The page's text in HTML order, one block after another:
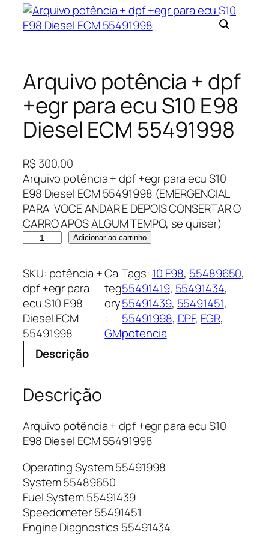
Arquivo potência + dpf
+egr para ecu S10 E98
Diesel ECM 55491998
R$ 300,00
Arquivo potência + dpf +egr para ecu S10
E98 Diesel ECM 55491998 (EMERGENCIAL
PARA VOCE ANDAR E DEPOIS CONSERTAR O
CARRO APOS ALGUM TEMPO, se quiser)
q
u
i
v
o
p
ê
n
c
i
a
+
d
p
f
+
Adicionar ao carrinho
SKU: potência +
dpf +egr para
ecu S10 E98
Diesel ECM
55491998
Ca
teg
ory
:
GM
Tags: 10 E98, 55489650
55491419, 55491434
55491439, 55491451
55491998, DPF, EGR
potencia
Descrição
Descrição
Arquivo potência + dpf +egr para ecu S10
E98 Diesel ECM 55491998
Operating System 55491998
System 55489650
Fuel System 55491439
Speedometer 55491451
Engine Diagnostics 55491434